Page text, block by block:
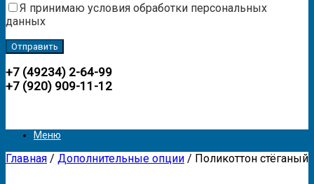
Я принимаю условия обработки персональных
данных
+7 (49234) 2-64-99
+7 (920) 909-11-12
Меню
Главная / Дополнительные опции / Поликоттон стёганый